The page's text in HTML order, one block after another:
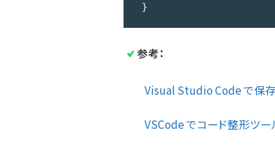
}
JSON
with
json)
参考：
Visual Studio Code で保
VSCode でコード整形ツ